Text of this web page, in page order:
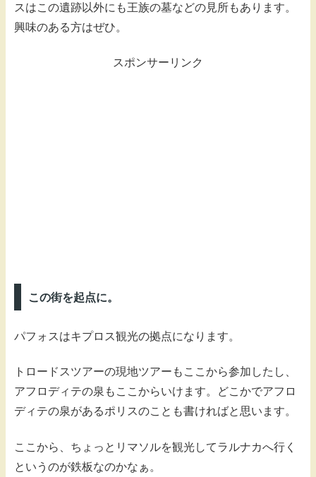
スはこの遺跡以外にも王族の墓などの見所もあります。
興味のある方はぜひ。
スポンサーリンク
この街を起点に。
パフォスはキプロス観光の拠点になります。
トロードスツアーの現地ツアーもここから参加したし、
アフロディテの泉もここからいけます。どこかでアフロ
ディテの泉があるポリスのことも書ければと思います。
ここから、ちょっとリマソルを観光してラルナカへ行く
というのが鉄板なのかなぁ。